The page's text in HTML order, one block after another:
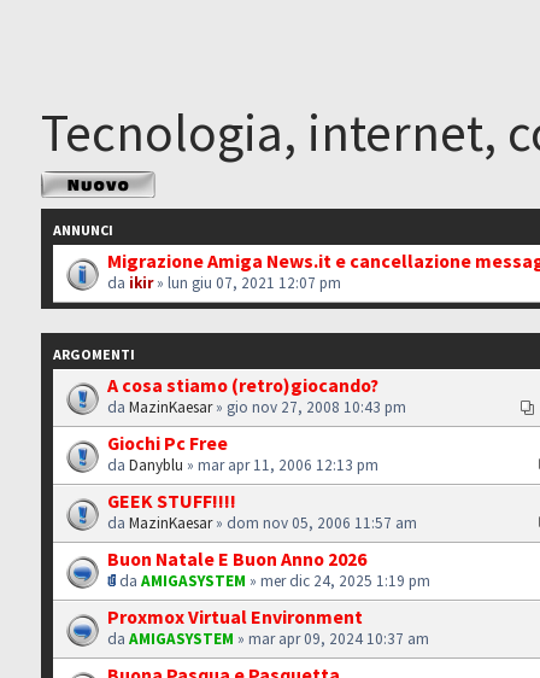
Tecnologia, internet,
Scrivi un nuovo
argomento
ANNUNCI
Migrazione Amiga News.it e cancellazione
da ikir» lun giu 07, 2021 12:07 pm
ARGOMENTI
A cosa stiamo (retro)giocando?
daMazinKaesar» gio nov 27, 2008 10:43 pm
Giochi Pc Free
daDanyblu » mar apr 11, 2006 12:13 pm
GEEK STUFF!!!!
daMazinKaesar» dom nov 05, 2006 11:57 am
Buon Natale E Buon Anno 2026
daAMIGASYSTEM » mer dic 24, 2025 1:19 pm
Proxmox Virtual Environment
daAMIGASYSTEM » mar apr 09, 2024 10:37 am